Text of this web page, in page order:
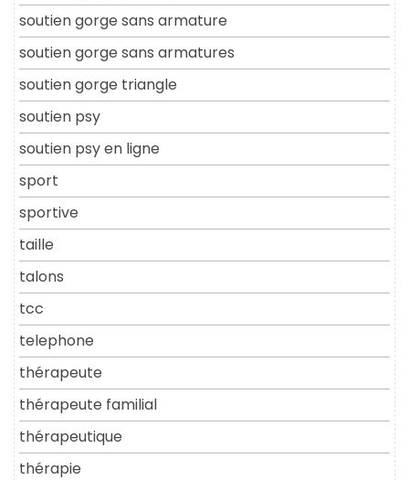
soutien gorge sans armature
soutien gorge sans armatures
soutien gorge triangle
soutien psy
soutien psy en ligne
sport
sportive
taille
talons
tcc
telephone
thérapeute
thérapeute familial
thérapeutique
thérapie